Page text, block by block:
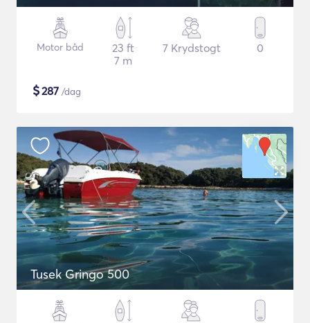
Motor båd
23 ft
7 m
7 Krydstogt 0
$287 /dag
Tusek Gringo 500